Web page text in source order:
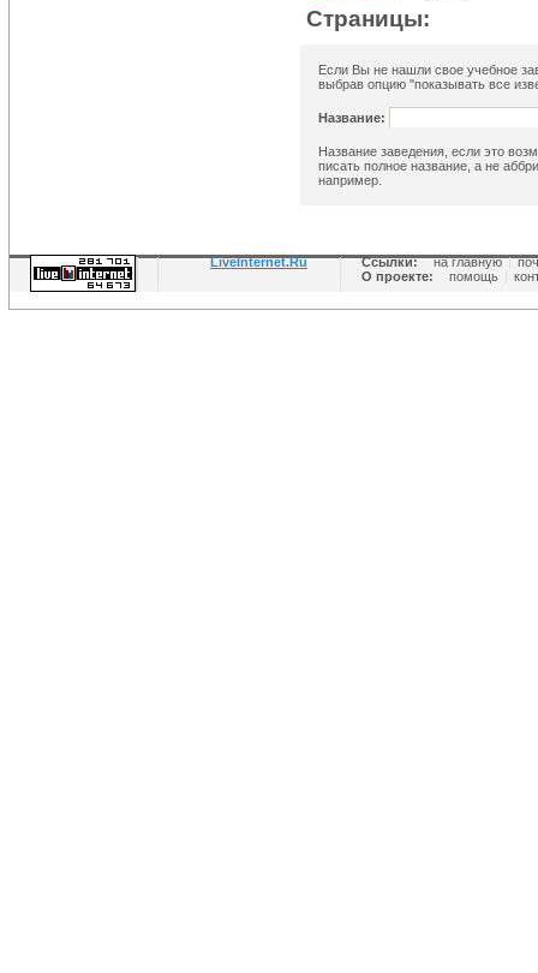
Страницы:
Если Вы не нашли свое учебное
выбрав опцию "показывать все
Название:
Название заведения, если это
писать полное название, а не
например.
LiveInternet.Ru Ссылки: на главную |
О проекте:
помощь